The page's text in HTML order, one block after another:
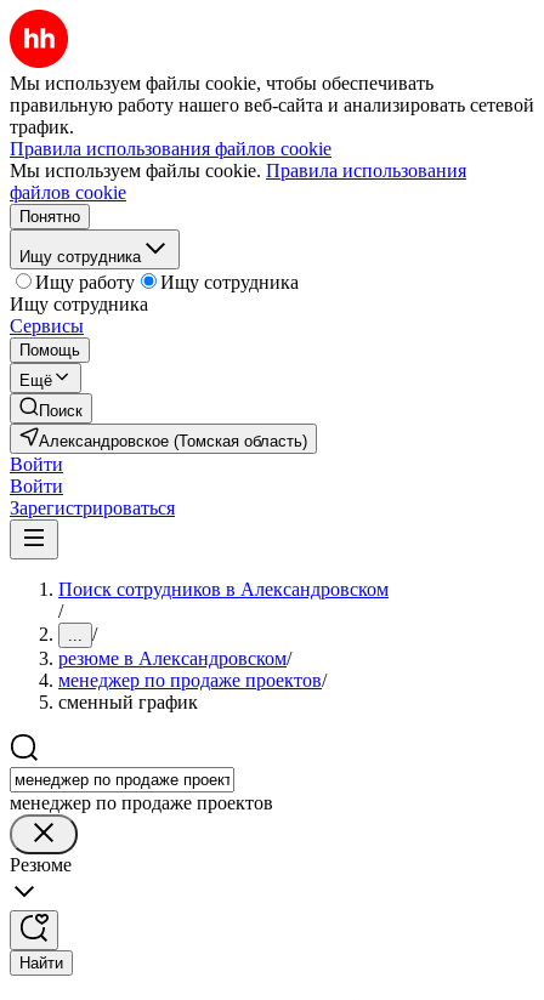
Мы используем файлы cookie, чтобы обеспечивать
правильную работу нашего веб-сайта и анализировать сетевой
трафик.
Правила использования файлов cookie
Мы используем файлы cookie. Правила использования
файлов cookie
Понятно
Ищу сотрудника
Ищу работу
Ищу сотрудника
Ищу сотрудника
Сервисы
Помощь
Ещё
Поиск
Александровское (Томская область)
Войти
Войти
Зарегистрироваться
Поиск сотрудников в Александровском
/
... /
резюме в Александровском/
менеджер по продаже проектов/
сменный график
менеджер по продаже проектов
Резюме
Найти